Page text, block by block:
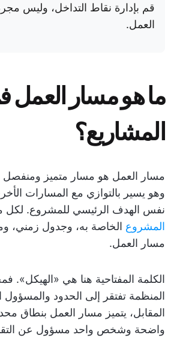
قم بإدارة نقاط التداخل، وليس
العمل.
ما هو مسار العمل
المشاريع؟
مسار العمل هو مسار متميز ومنفصل
وهو يسير بالتوازي مع المسارات
نفس الهدف الرئيسي للمشروع. لكل
المشروع الخاصة به، وجدول زمني،
مسار العمل.
الكلمة المفتاحية هنا هي «الهيكل».
المنظمة تفتقر إلى الحدود
المقابل، يتميز مسار العمل بنطاق
واضحة وشخص واحد مسؤول عن